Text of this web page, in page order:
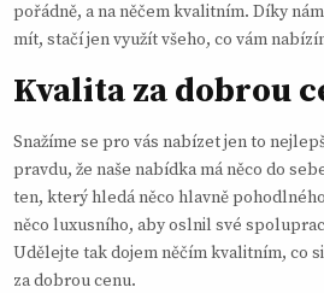
pořádně, a na něčem kvalitním. Díky
mít, stačí jen využít všeho, co vám
Kvalita za dobrou
Snažíme se pro vás nabízet jen to
pravdu, že naše nabídka má něco do
ten, který hledá něco hlavně
něco luxusního, aby oslnil své
Udělejte tak dojem něčím kvalitním, co
za dobrou cenu.